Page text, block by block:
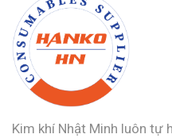
Kim khí Nhật Minh luôn tự